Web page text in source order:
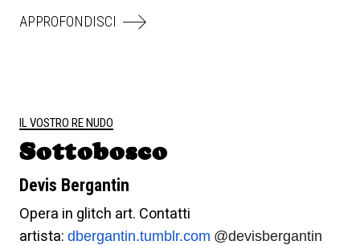
APPROFONDISCI
IL VOSTRO RE NUDO
Sottobosco
Devis Bergantin
Opera in glitch art. Contatti
artista: dbergantin.tumblr.com @devisbergantin